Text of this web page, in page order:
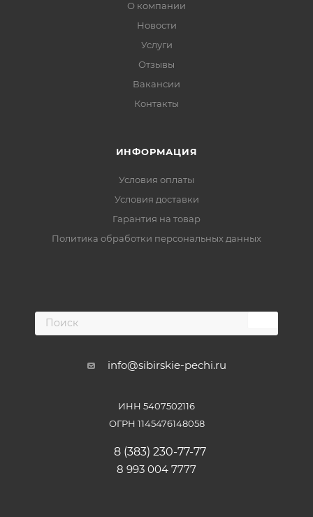
О компании
Новости
Услуги
Отзывы
Вакансии
Контакты
ИНФОРМАЦИЯ
Условия оплаты
Условия доставки
Гарантия на товар
Политика обработки персональных данных
info@sibirskie-pechi.ru
ИНН 5407502116
ОГРН 1145476148058
8 (383) 230-77-77
8 993 004 7777